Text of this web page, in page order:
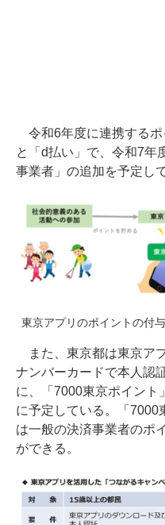
令和6年度に連携するポ
と「d払い」で、令和7年
事業者」の追加を予定し
東京アプリのポイントの付
また、東京都は東京ア
ナンバーカードで本人認
に、「7000東京ポイント
に予定している。「7000
は一般の決済事業者のポ
ができる。